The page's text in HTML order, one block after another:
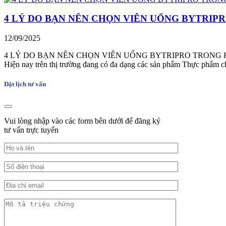
4 LÝ DO BẠN NÊN CHỌN VIÊN UỐNG
12/09/2025
4 LÝ DO BẠN NÊN CHỌN VIÊN UỐNG BYTRIPRO TRONG
Hiện nay trên thị trường đang có đa dạng các sản phẩm Thực
Đặt lịch tư vấn
Vui lòng nhập vào các form bên dưới để đăng ký
tư vấn trực tuyến